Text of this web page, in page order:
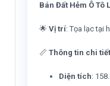
Bán Đất Hẻm Ô
🌟Vị trí: Tọa lạc tại
📏Thông tin chi tiết
Diện tích: